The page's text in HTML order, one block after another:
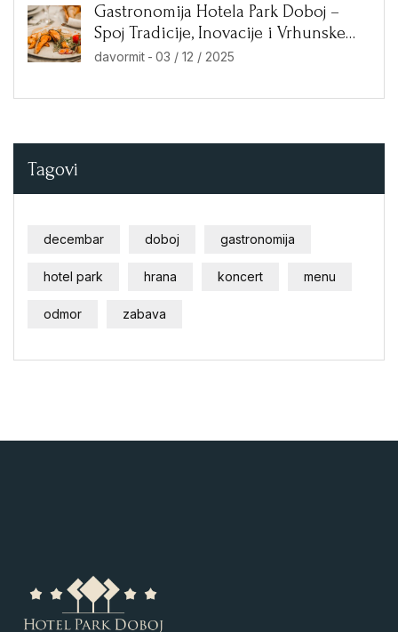
Gastronomija Hotela Park Doboj –
Spoj Tradicije, Inovacije i Vrhunske
Kuhinje
davormit - 03 / 12 / 2025
Tagovi
decembar doboj gastronomija
hotel park hrana koncert menu
odmor zabava